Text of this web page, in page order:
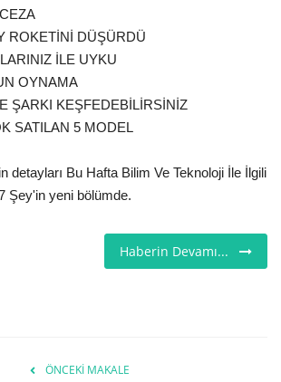
ROKETİNİ DÜŞÜRDÜ
İLE UYKU
OYNAMA
ŞARKI KEŞFEDEBİLİRSİNİZ
SATILAN 5 MODEL
detayları Bu Hafta Bilim Ve Teknoloji İle İlgili
Şey'in yeni bölümde.
Haberin Devamı...
ÖNCEKI MAKALE